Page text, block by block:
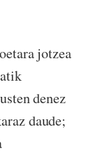
jotzea
denez
daude;